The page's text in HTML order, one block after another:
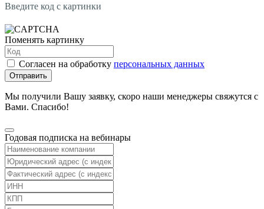
Введите код с картинки
Поменять картинку
Согласен на обработку персональных данных
Отправить
Мы получили Вашу заявку, скоро наши менеджеры свяжутся с
Вами. Спасибо!
Годовая подписка на вебинары